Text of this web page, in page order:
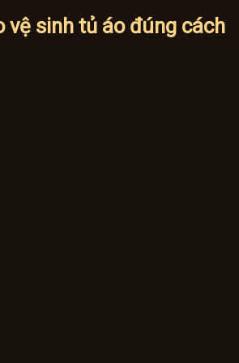
vệ sinh tủ áo đúng cách